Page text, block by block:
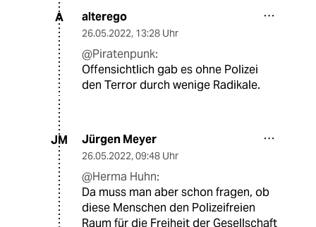
A alterego
26.05.2022, 13:28 Uhr
@Piratenpunk:
Offensichtlich gab es ohne Polizei
den Terror durch wenige Radikale.
JM Jürgen Meyer
26.05.2022, 09:48 Uhr
@Herma Huhn:
Da muss man aber schon fragen, ob
diese Menschen den Polizeifreien
Raum für die Freiheit der Gesellschaft